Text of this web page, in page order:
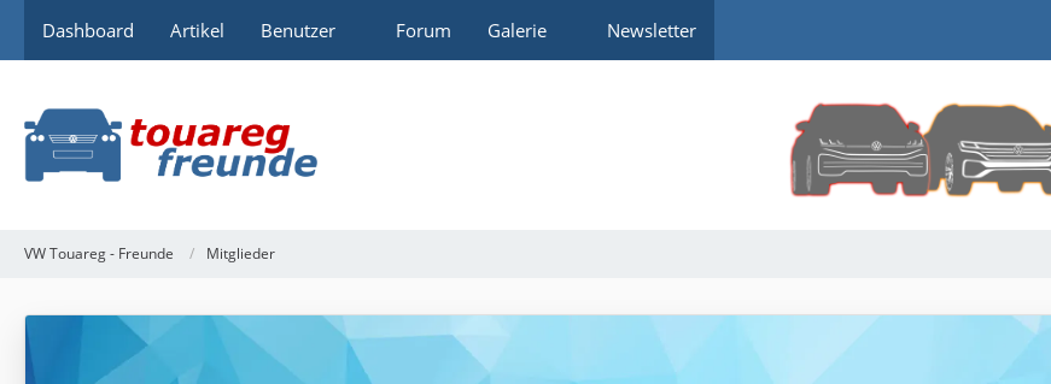
Dashboard Artikel Benutzer Forum Galerie Newsletter
VW Touareg - Freunde Mitglieder